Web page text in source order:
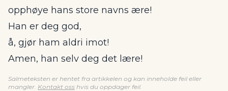
opphøye hans store navns ære!
Han er deg god,
å, gjør ham aldri imot!
Amen, han selv deg det lære!
Salmeteksten er hentet fra artikkelen og kan inneholde feil eller
mangler. Kontakt oss hvis du oppdager feil.